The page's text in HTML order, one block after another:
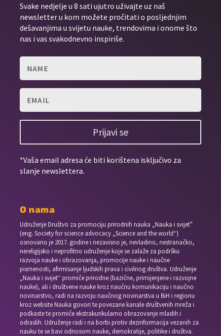
Svake nedjelje u 8 sati ujutro uživajte uz naš
newsletter u kom možete pročitati o posljednjim
dešavanjima u svijetu nauke, trendovima i onome što
nas i vas svakodnevno inspiriše.
Prijavi se
*Vaša email adresa će biti korištena isključivo za
slanje newslettera.
O nama
Udruženje Društvo za promociju prirodnih nauka „Nauka i svijet”
(eng. Society for science advocacy „Science and the world“)
osnovano je 2017. godine i nezavisno je, nevladino, nestranačko,
nereligijsko i neprofitno udruženje koje se zalaže za podršku
razvoja nauke i obrazovanja, promocije nauke i naučne
pismenosti, afirmisanje ljudskih prava i civilnog društva. Udruženje
„Nauka i svijet“ promiče prirodne (bazične, primijenjene i razvojne
nauke), ali i društvene nauke kroz naučnu komunikaciju i naučno
novinarstvo, radi na razvoju naučnog novinarstva u BiH i regionu
kroz website Nauka govori te povezane kanale društvenih mreža i
podkaste te promiče ekstrakurikularno obrazovanje mladih i
odraslih. Udruženje radi i na borbi protiv dezinformacija vezanih za
nauku te se bavi odnosom nauke, demokratije, politike i društva.